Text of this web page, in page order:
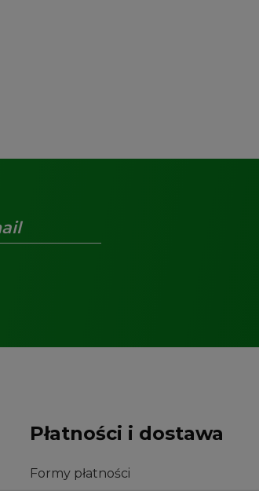
Płatności i dostawa
Formy płatności